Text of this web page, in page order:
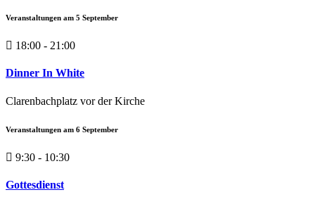
Veranstaltungen am 5 September
18:00 - 21:00
Dinner In White
Clarenbachplatz vor der Kirche
Veranstaltungen am 6 September
9:30 - 10:30
Gottesdienst